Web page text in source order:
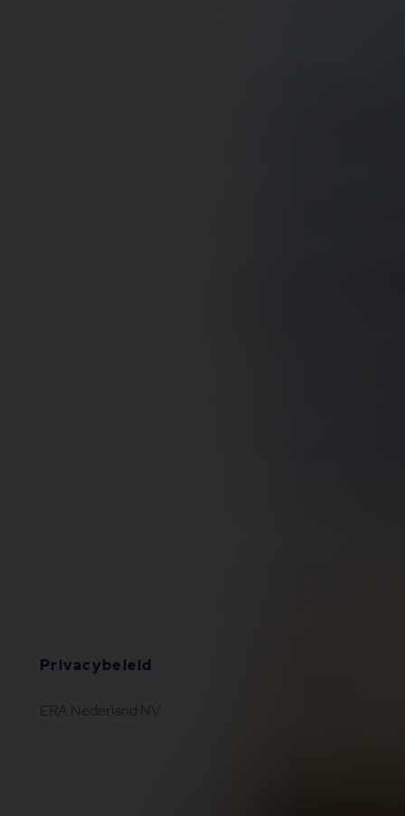
Privacybeleid
ERA Nederland NV